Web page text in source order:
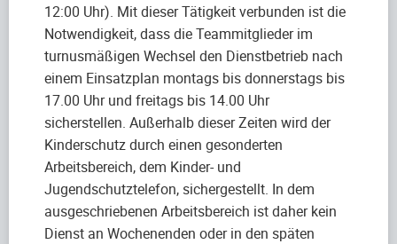
12:00 Uhr). Mit dieser Tätigkeit verbunden ist die
Notwendigkeit, dass die Teammitglieder im
turnusmäßigen Wechsel den Dienstbetrieb nach
einem Einsatzplan montags bis donnerstags bis
17.00 Uhr und freitags bis 14.00 Uhr
sicherstellen. Außerhalb dieser Zeiten wird der
Kinderschutz durch einen gesonderten
Arbeitsbereich, dem Kinder- und
Jugendschutztelefon, sichergestellt. In dem
ausgeschriebenen Arbeitsbereich ist daher kein
Dienst an Wochenenden oder in den späten